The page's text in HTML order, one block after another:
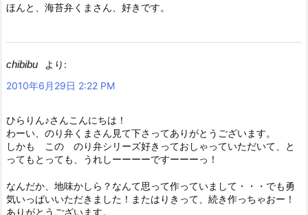
ほんと、海苔弁くまさん、好きです。
chibibu
より:
2010年6月29日 2:22 PM
ひらりん♪さんこんにちは！
わーい、のり弁くまさん見て下さってありがとうございます。
しかも この のり弁シリーズ好きっておしゃっていただいて、と
ってもとっても、うれしーーーーですーーーっ！
なんだか、地味かしら？なんて思って作っていまして・・・でも勇
気いっぱいいただきました！またはりきって、続き作っちゃおー！
ありがとうございます。